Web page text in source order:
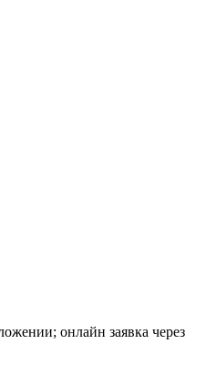
онлайн заявка через